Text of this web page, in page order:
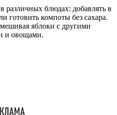
различных блюдах: добавлять в
готовить компоты без сахара.
яблоки с другими
и овощами.